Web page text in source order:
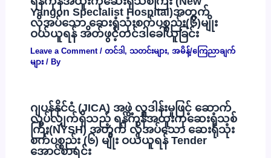
Yangon Specialist Hospital)အတွက်
လိုအပ်သော ဆေးရုံသုံးစက်ပစ္စည်း(၆)မျိုး
ဝယ်ယူရန် အိတ်ဖွင့်တင်ဒါခေါ်ယူခြင်း
Leave a Comment / တင်ဒါ , သတင်းများ, အမိန့်/ကြေညာချက်
များ/ By
ဂျပန်နိုင်ငံ (JICA) အဖွဲ့ လှူဒါန်းမှုဖြင့် ဆောက်
လုပ်လျှက်ရှိသည့် ရန်ကုန်အထူးကုဆေးရုံသစ်
ကြီး(NYSH) အတွက် လိုအပ်သော ဆေးရုံသုံး
စက်ပစ္စည်း (၆) မျိုး ဝယ်ယူရန် Tender
အောင်စာရင်း